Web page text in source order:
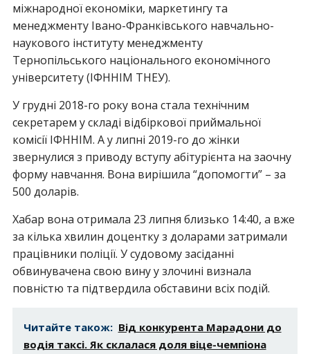
міжнародної економіки, маркетингу та
менеджменту Івано-Франківського навчально-
наукового інституту менеджменту
Тернопільського національного економічного
університету (ІФННІМ ТНЕУ).
У грудні 2018-го року вона стала технічним
секретарем у складі відбіркової приймальної
комісії ІФННІМ. А у липні 2019-го до жінки
звернулися з приводу вступу абітурієнта на заочну
форму навчання. Вона вирішила “допомогти” – за
500 доларів.
Хабар вона отримала 23 липня близько 14:40, а вже
за кілька хвилин доцентку з доларами затримали
працівники поліції. У судовому засіданні
обвинувачена свою вину у злочині визнала
повністю та підтвердила обставини всіх подій.
Читайте також: Від конкурента Марадони до
водія таксі. Як склалася доля віце-чемпіона